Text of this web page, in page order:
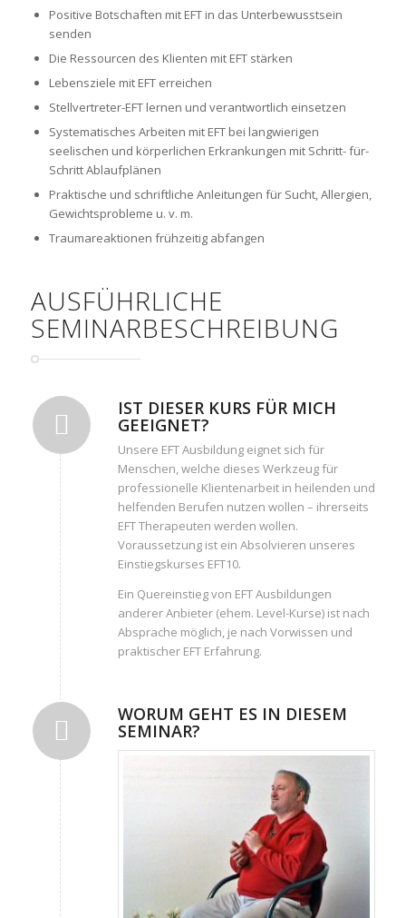
Positive Botschaften mit EFT in das Unterbewusstsein
senden
Die Ressourcen des Klienten mit EFT stärken
Lebensziele mit EFT erreichen
Stellvertreter-EFT lernen und verantwortlich einsetzen
Systematisches Arbeiten mit EFT bei langwierigen
seelischen und körperlichen Erkrankungen mit Schritt- für-
Schritt Ablaufplänen
Praktische und schriftliche Anleitungen für Sucht, Allergien,
Gewichtsprobleme u. v. m.
Traumareaktionen frühzeitig abfangen
AUSFÜHRLICHE
SEMINARBESCHREIBUNG
IST DIESER KURS FÜR MICH
GEEIGNET?
Unsere EFT Ausbildung eignet sich für
Menschen, welche dieses Werkzeug für
professionelle Klientenarbeit in heilenden und
helfenden Berufen nutzen wollen – ihrerseits
EFT Therapeuten werden wollen.
Voraussetzung ist ein Absolvieren unseres
Einstiegskurses EFT10.
Ein Quereinstieg von EFT Ausbildungen
anderer Anbieter (ehem. Level-Kurse) ist nach
Absprache möglich, je nach Vorwissen und
praktischer EFT Erfahrung.
WORUM GEHT ES IN DIESEM
SEMINAR?